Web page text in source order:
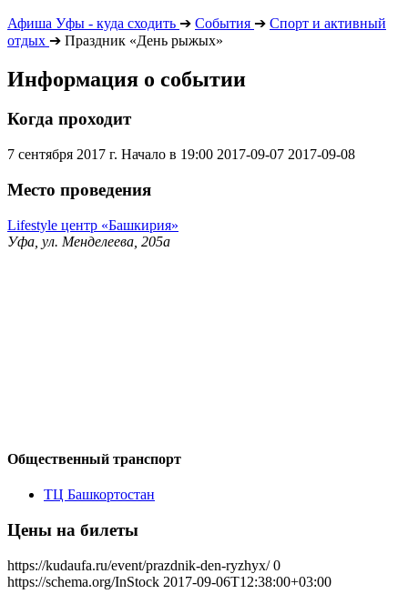
Афиша Уфы - куда сходить ➔ События ➔ Спорт и активный
отдых ➔ Праздник «День рыжых»
Информация о событии
Когда проходит
7 сентября 2017 г. Начало в 19:00 2017-09-07 2017-09-08
Место проведения
Lifestyle центр «Башкирия»
Уфа, ул. Менделеева, 205а
Общественный транспорт
ТЦ Башкортостан
Цены на билеты
https://kudaufa.ru/event/prazdnik-den-ryzhyx/ 0
https://schema.org/InStock 2017-09-06T12:38:00+03:00